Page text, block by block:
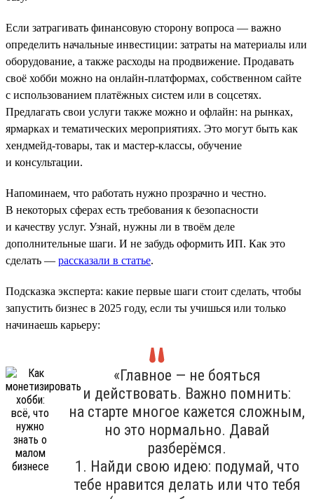
Если затрагивать финансовую сторону вопроса — важно
определить начальные инвестиции: затраты на материалы или
оборудование, а также расходы на продвижение. Продавать
своё хобби можно на онлайн-платформах, собственном сайте
с использованием платёжных систем или в соцсетях.
Предлагать свои услуги также можно и офлайн: на рынках,
ярмарках и тематических мероприятиях. Это могут быть как
хендмейд-товары, так и мастер-классы, обучение
и консультации.
Напоминаем, что работать нужно прозрачно и честно.
В некоторых сферах есть требования к безопасности
и качеству услуг. Узнай, нужны ли в твоём деле
дополнительные шаги. И не забудь оформить ИП. Как это
сделать — рассказали в статье.
Подсказка эксперта: какие первые шаги стоит сделать, чтобы
запустить бизнес в 2025 году, если ты учишься или только
начинаешь карьеру:
«Главное — не бояться
и действовать. Важно помнить:
на старте многое кажется сложным,
но это нормально. Давай
разберёмся.
1. Найди свою идею: подумай, что
тебе нравится делать или что тебя